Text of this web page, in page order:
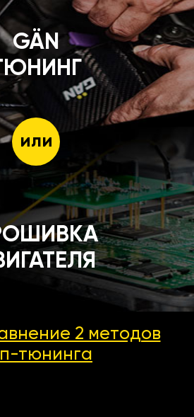
GÄN
или
2 методов
тюнинга